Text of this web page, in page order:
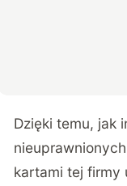
Dzięki temu, jak
kartami tej firmy